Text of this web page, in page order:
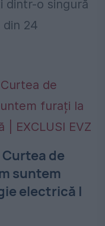
dintr-o singură
din 24
de
suntem
electrică |